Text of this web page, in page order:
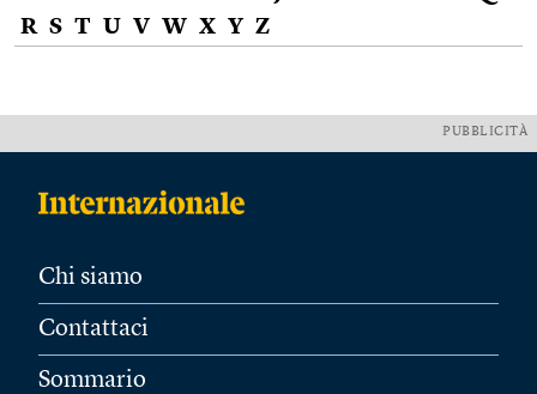
R S T U V W X Y Z
PUBBLICITÀ
Chi siamo
Contattaci
Sommario